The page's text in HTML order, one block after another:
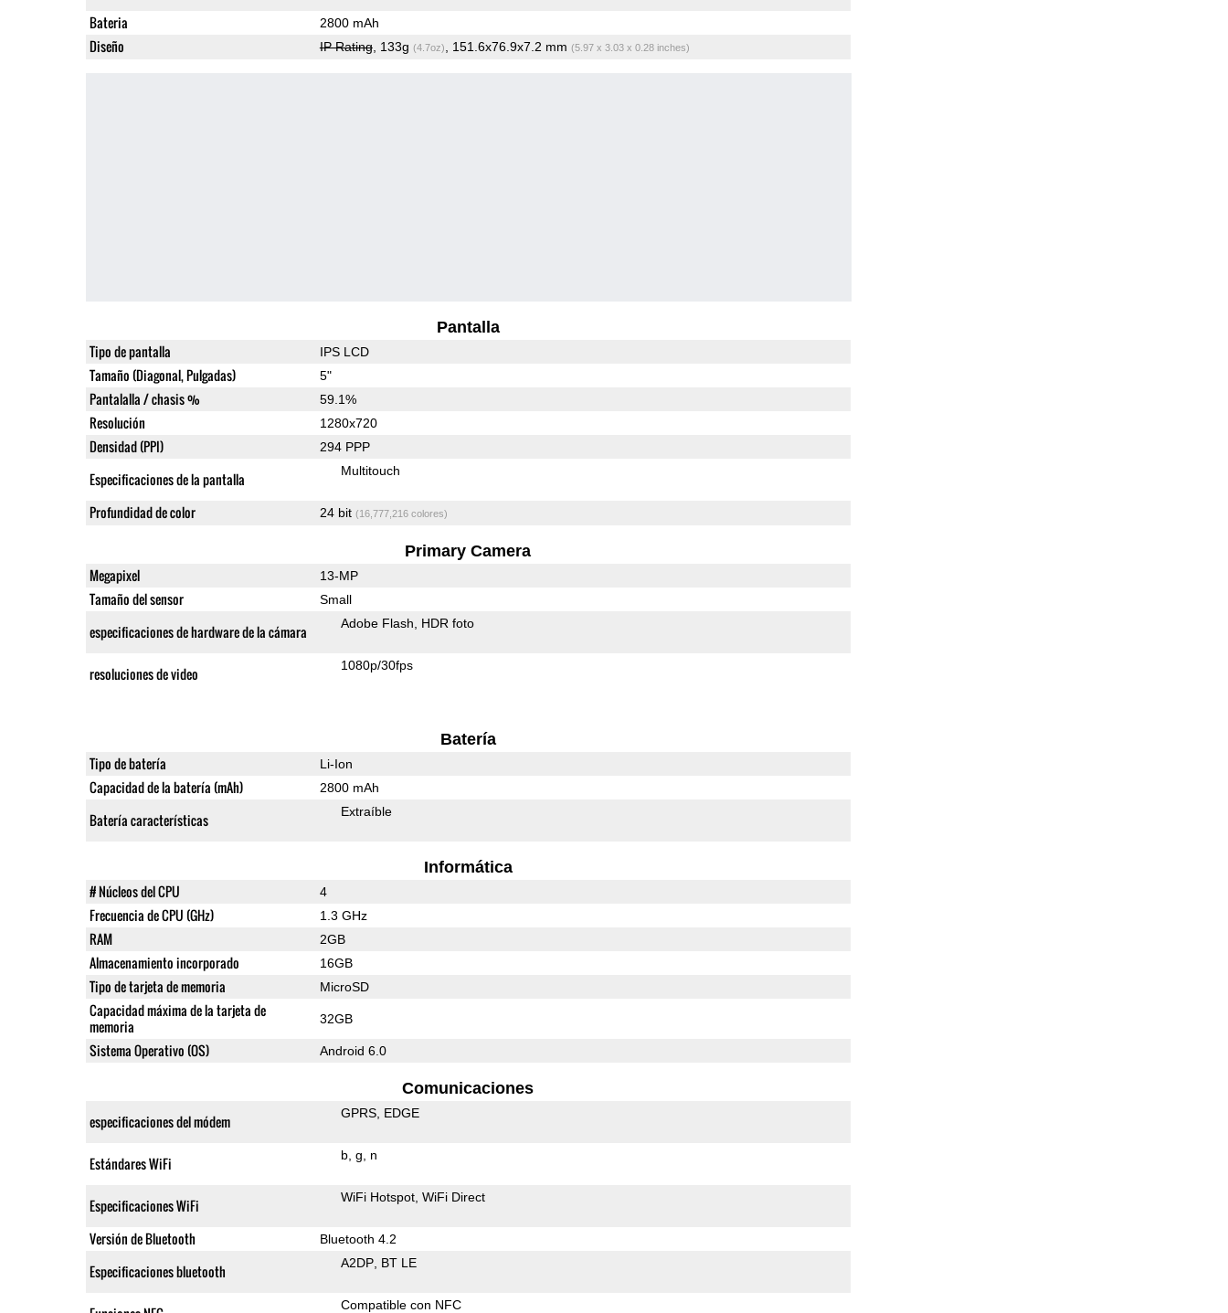
Bateria 2800 mAh
Diseño IP Rating, 133g (4.7oz) , 151.6x76.9x7.2 mm (5.97 x 3.03 x 0.28 inches)
Pantalla
Tipo de pantalla IPS LCD
Tamaño (Diagonal, Pulgadas) 5"
Pantalalla / chasis % 59.1%
Resolución 1280x720
Densidad (PPI) 294 PPP
Especificaciones de la pantalla Multitouch
Profundidad de color 24 bit (16,777,216 colores)
Primary Camera
Megapixel 13-MP
Tamaño del sensor Small
especificaciones de hardware de la cámara Adobe Flash HDR foto
resoluciones de video 1080p/30fps
Batería
Tipo de batería Li-Ion
Capacidad de la batería (mAh) 2800 mAh
Batería características Extraíble
Informática
# Núcleos del CPU 4
Frecuencia de CPU (GHz) 1.3 GHz
RAM 2GB
Almacenamiento incorporado 16GB
Tipo de tarjeta de memoria MicroSD
Capacidad máxima de la tarjeta de
memoria
32GB
Sistema Operativo (OS) Android 6.0
Comunicaciones
especificaciones del módem GPRS EDGE
Estándares WiFi b g n
Especificaciones WiFi WiFi Hotspot WiFi Direct
Versión de Bluetooth Bluetooth 4.2
Especificaciones bluetooth A2DP BT LE
Compatible con NFC